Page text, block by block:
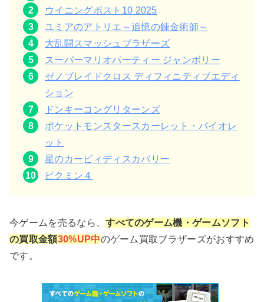
ウイニングポスト10 2025
ユミアのアトリエ～追憶の錬金術師～
大乱闘スマッシュブラザーズ
スーパーマリオパーティー ジャンボリー
ゼノブレイドクロス ディフィニティブエディ
ション
ドンキーコングリターンズ
ポケットモンスタースカーレット・バイオレ
ット
星のカービィディスカバリー
ピクミン４
今ゲームを売るなら、すべてのゲーム機・ゲームソフト
の買取金額30%UP中のゲーム買取ブラザーズがおすすめ
です。